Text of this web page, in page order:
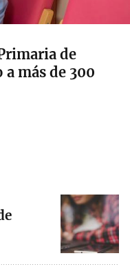
de
más de 300